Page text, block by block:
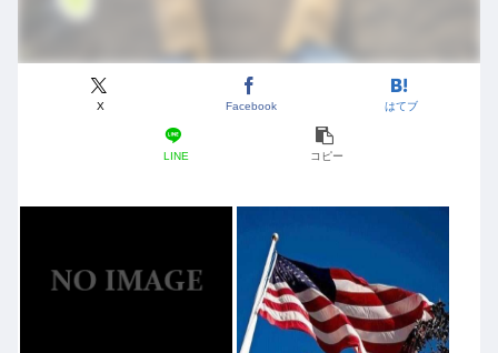
X Facebook はてブ
LINE コピー